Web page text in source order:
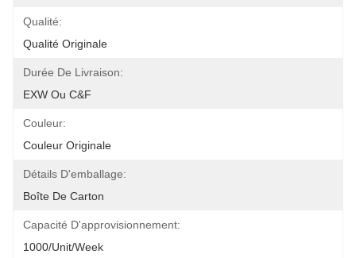
Qualité:
Qualité Originale
Durée De Livraison:
EXW Ou C&F
Couleur:
Couleur Originale
Détails D'emballage:
Boîte De Carton
Capacité D'approvisionnement:
1000/Unit/Week